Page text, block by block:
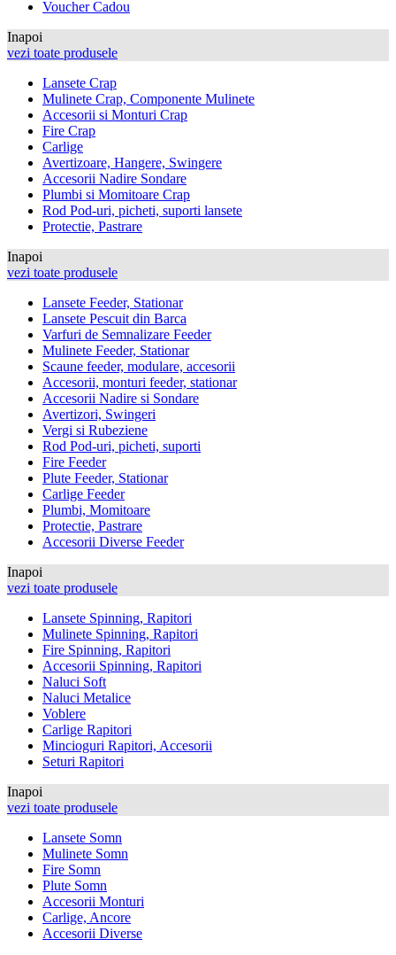
Voucher Cadou
Inapoi
vezi toate produsele
Lansete Crap
Mulinete Crap, Componente Mulinete
Accesorii si Monturi Crap
Fire Crap
Carlige
Avertizoare, Hangere, Swingere
Accesorii Nadire Sondare
Plumbi si Momitoare Crap
Rod Pod-uri, picheti, suporti lansete
Protectie, Pastrare
Inapoi
vezi toate produsele
Lansete Feeder, Stationar
Lansete Pescuit din Barca
Varfuri de Semnalizare Feeder
Mulinete Feeder, Stationar
Scaune feeder, modulare, accesorii
Accesorii, monturi feeder, stationar
Accesorii Nadire si Sondare
Avertizori, Swingeri
Vergi si Rubeziene
Rod Pod-uri, picheti, suporti
Fire Feeder
Plute Feeder, Stationar
Carlige Feeder
Plumbi, Momitoare
Protectie, Pastrare
Accesorii Diverse Feeder
Inapoi
vezi toate produsele
Lansete Spinning, Rapitori
Mulinete Spinning, Rapitori
Fire Spinning, Rapitori
Accesorii Spinning, Rapitori
Naluci Soft
Naluci Metalice
Voblere
Carlige Rapitori
Mincioguri Rapitori, Accesorii
Seturi Rapitori
Inapoi
vezi toate produsele
Lansete Somn
Mulinete Somn
Fire Somn
Plute Somn
Accesorii Monturi
Carlige, Ancore
Accesorii Diverse